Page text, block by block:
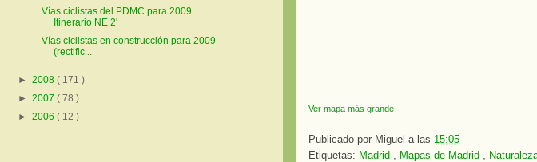
Ver mapa más grande
Publicado por Miguel a las 15:05
Etiquetas: Madrid Mapas de Madrid
Vías ciclistas del PDMC para 2009.
Itinerario NE 2'
Vías ciclistas en construcción para 2009
(rectific...
► 2008 ( 171 )
► 2007 ( 78 )
► 2006 ( 12 )